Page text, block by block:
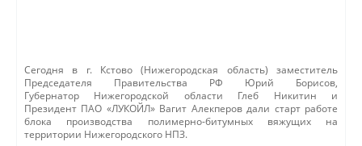
​Сегодня в
г. Кстово (Нижегородская область) заместитель
Председателя Правительства РФ Юрий Борисов,
Губернатор Нижегородской области Глеб Никитин и
Президент ПАО «ЛУКОЙЛ» Вагит Алекперов дали старт работе
блока производства полимерно-битумных вяжущих на
территории Нижегородского НПЗ. ​